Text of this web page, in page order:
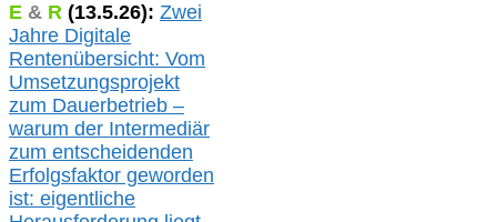
E & R (13.5.26): Zwei
Jahre Digitale
Rentenübersicht: Vom
Umsetzungsprojekt
zum Dauerbetrieb –
warum der Intermediär
zum entscheidenden
Erfolgsfaktor geworden
ist: eigentliche